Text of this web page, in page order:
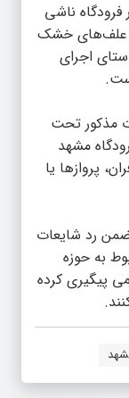
ناشی
علف‌های خشک
اجرای
مذکور تحت
مشهد
پرواز‌ها یا
رد شایعات
به حوزه
پیگیری کرده